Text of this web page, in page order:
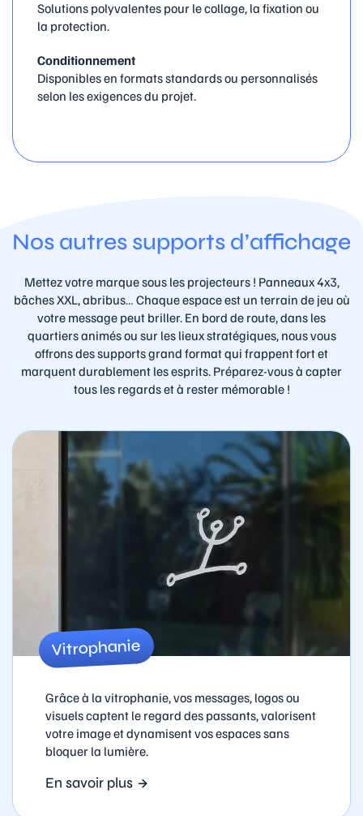
Solutions polyvalentes pour le collage, la fixation ou
la protection.
Conditionnement
Disponibles en formats standards ou personnalisés
selon les exigences du projet.
Nos autres supports d’affichage
Mettez votre marque sous les projecteurs ! Panneaux 4x3,
bâches XXL, abribus… Chaque espace est un terrain de jeu où
votre message peut briller. En bord de route, dans les
quartiers animés ou sur les lieux stratégiques, nous vous
offrons des supports grand format qui frappent fort et
marquent durablement les esprits. Préparez-vous à capter
tous les regards et à rester mémorable !
Vitrophanie
Grâce à la vitrophanie, vos messages, logos ou
visuels captent le regard des passants, valorisent
votre image et dynamisent vos espaces sans
bloquer la lumière.
En savoir plus